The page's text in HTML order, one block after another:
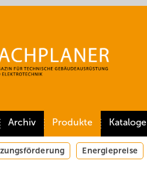
Archiv Produkte Kataloge
Energiepreise